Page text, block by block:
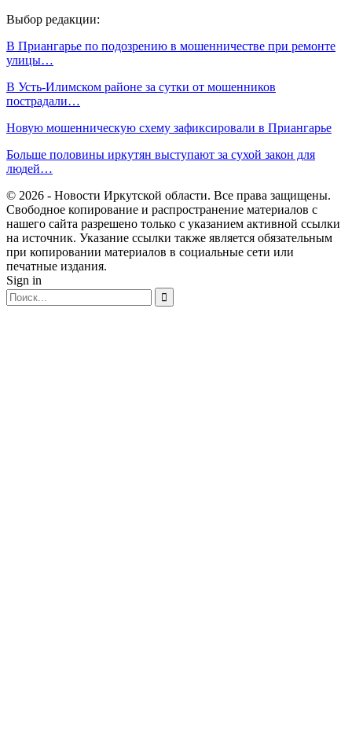
Выбор редакции:
В Приангарье по подозрению в мошенничестве при ремонте
улицы…
В Усть-Илимском районе за сутки от мошенников
пострадали…
Новую мошенническую схему зафиксировали в Приангарье
Больше половины иркутян выступают за сухой закон для
людей…
© 2026 - Новости Иркутской области. Все права защищены.
Свободное копирование и распространение материалов с
нашего сайта разрешено только с указанием активной ссылки
на источник. Указание ссылки также является обязательным
при копировании материалов в социальные сети или
печатные издания.
Sign in